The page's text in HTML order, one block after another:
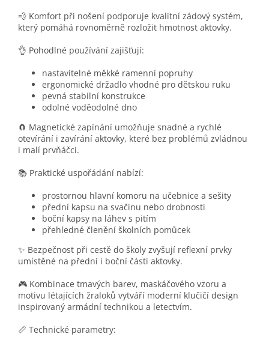
💨 Komfort při nošení podporuje kvalitní zádový systém,
který pomáhá rovnoměrně rozložit hmotnost aktovky.
👌 Pohodlné používání zajišťují:
nastavitelné měkké ramenní popruhy
ergonomické držadlo vhodné pro dětskou ruku
pevná stabilní konstrukce
odolné voděodolné dno
🧲 Magnetické zapínání umožňuje snadné a rychlé
otevírání i zavírání aktovky, které bez problémů zvládnou
i malí prvňáčci.
📚 Praktické uspořádání nabízí:
prostornou hlavní komoru na učebnice a sešity
přední kapsu na svačinu nebo drobnosti
boční kapsy na láhev s pitím
přehledné členění školních pomůcek
✨ Bezpečnost při cestě do školy zvyšují reflexní prvky
umístěné na přední i boční části aktovky.
🎮 Kombinace tmavých barev, maskáčového vzoru a
motivu létajících žraloků vytváří moderní klučičí design
inspirovaný armádní technikou a letectvím.
📏 Technické parametry: